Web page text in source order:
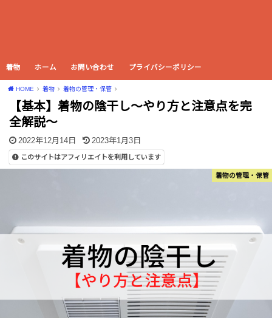
着物 ホーム お問い合わせ プライバシーポリシー
HOME 着物 着物の管理・保管
【基本】着物の陰干し〜やり方と注意点を完
全解説〜
2022年12月14日 2023年1月3日
このサイトはアフィリエイトを利用しています
着物の管理・保管